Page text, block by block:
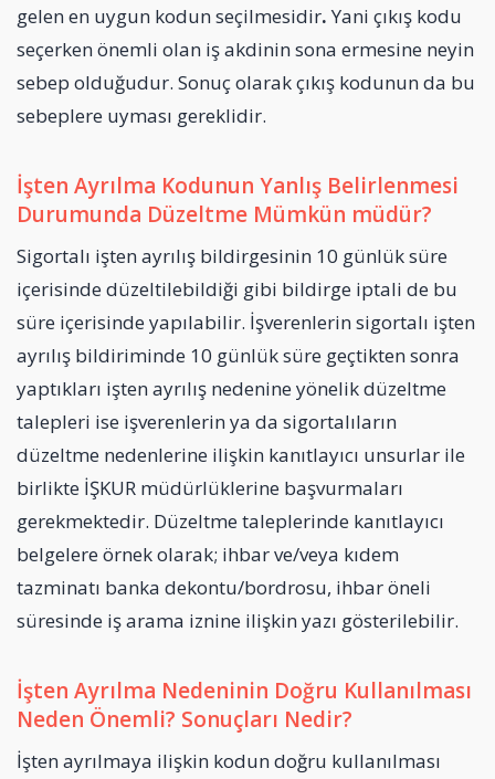
gelen en uygun kodun seçilmesidir.Yani çıkış kodu
seçerken önemli olan iş akdinin sona ermesine neyin
sebep olduğudur. Sonuç olarak çıkış kodunun da bu
sebeplere uyması gereklidir.
İşten Ayrılma Kodunun Yanlış Belirlenmesi
Durumunda Düzeltme Mümkün müdür?
Sigortalı işten ayrılış bildirgesinin 10 günlük süre
içerisinde düzeltilebildiği gibi bildirge iptali de bu
süre içerisinde yapılabilir. İşverenlerin sigortalı işten
ayrılış bildiriminde 10 günlük süre geçtikten sonra
yaptıkları işten ayrılış nedenine yönelik düzeltme
talepleri ise işverenlerin ya da sigortalıların
düzeltme nedenlerine ilişkin kanıtlayıcı unsurlar ile
birlikte İŞKUR müdürlüklerine başvurmaları
gerekmektedir. Düzeltme taleplerinde kanıtlayıcı
belgelere örnek olarak; ihbar ve/veya kıdem
tazminatı banka dekontu/bordrosu, ihbar öneli
süresinde iş arama iznine ilişkin yazı gösterilebilir.
İşten Ayrılma Nedeninin Doğru Kullanılması
Neden Önemli? Sonuçları Nedir?
İşten ayrılmaya ilişkin kodun doğru kullanılması